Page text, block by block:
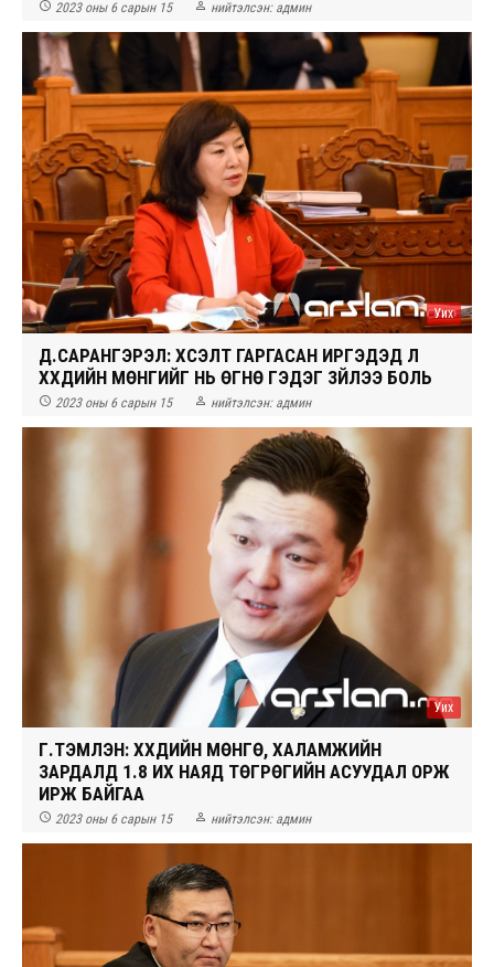
 2023 оны 6 сарын 15  нийтэлсэн: админ
Уих
Д.САРАНГЭРЭЛ: ХҮСЭЛТ ГАРГАСАН ИРГЭДЭД Л
ХҮҮХДИЙН МӨНГИЙГ НЬ ӨГНӨ ГЭДЭГ ЗҮЙЛЭЭ БОЛЬ
 2023 оны 6 сарын 15  нийтэлсэн: админ
Уих
Г.ТЭМҮҮЛЭН: ХҮҮХДИЙН МӨНГӨ, ХАЛАМЖИЙН
ЗАРДАЛД 1.8 ИХ НАЯД ТӨГРӨГИЙН АСУУДАЛ ОРЖ
ИРЖ БАЙГАА
 2023 оны 6 сарын 15  нийтэлсэн: админ